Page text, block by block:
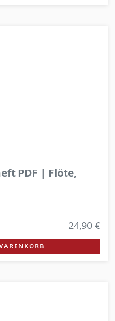
PDF | Flöte,
24,90 €